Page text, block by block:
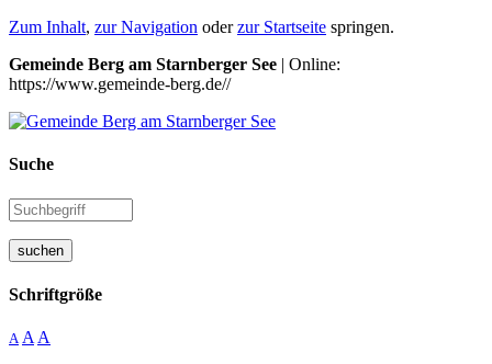
Zum Inhalt, zur Navigation oderzur Startseite springen.
Gemeinde Berg am Starnberger See | Online:
https://www.gemeinde-berg.de//
Suche
suchen
Schriftgröße
A A A